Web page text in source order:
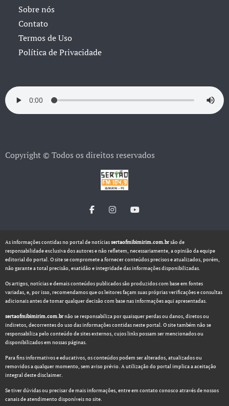
Sobre nós
Contato
Termos de Uso
Política de Privacidade
Copyright © Todos os direitos reservados
As informações contidas no portal de notíciassertaofmibimirim.com.brsão de
responsabilidade exclusiva dos autores e não refletem, necessariamente, a opinião da equipe
editorial do portal. O site se compromete a fornecer conteúdos precisos e atualizados, porém,
não garante a total precisão, exatidão e integridade das informações disponibilizadas.
Os artigos, notícias e demais conteúdos publicados são produzidos com base em fontes
variadas, e, por isso, recomendamos que os leitores façam suas próprias verificações e consultas
adicionais antes de tomar qualquer decisão com base nas informações aqui apresentadas.
sertaofmibimirim.com.brnão se responsabiliza por quaisquer perdas ou danos, diretos ou
indiretos, decorrentes do uso das informações contidas neste portal. O site também não se
responsabiliza pelo conteúdo de sites externos, cujos links possam ser mencionados ou
disponibilizados em nossas páginas.
Para fins informativos e educativos, os conteúdos podem ser alterados, atualizados ou
removidos a qualquer momento, sem aviso prévio. A utilização do portal implica a aceitação
integral deste disclaimer.
Se tiver dúvidas ou precisar de mais informações, entre em contato conosco através de nossos
canais de atendimento disponíveis no site.